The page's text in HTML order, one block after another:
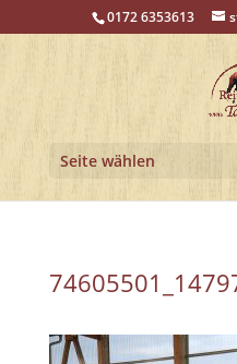
0172 6353613
Seite wählen